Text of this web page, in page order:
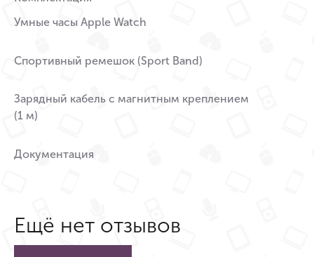
Умные часы Apple Watch
Спортивный ремешок (Sport Band)
Зарядный кабель с магнитным креплением
(1 м)
Документация
Ещё нет отзывов